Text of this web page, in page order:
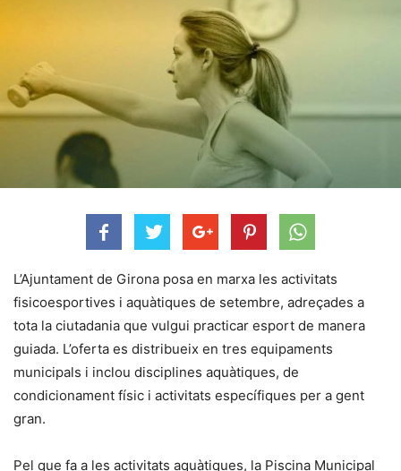
L’Ajuntament de Girona posa en marxa les activitats
fisicoesportives i aquàtiques de setembre, adreçades a
tota la ciutadania que vulgui practicar esport de manera
guiada. L’oferta es distribueix en tres equipaments
municipals i inclou disciplines aquàtiques, de
condicionament físic i activitats específiques per a gent
gran.
Pel que fa a les activitats aquàtiques, la Piscina Municipal